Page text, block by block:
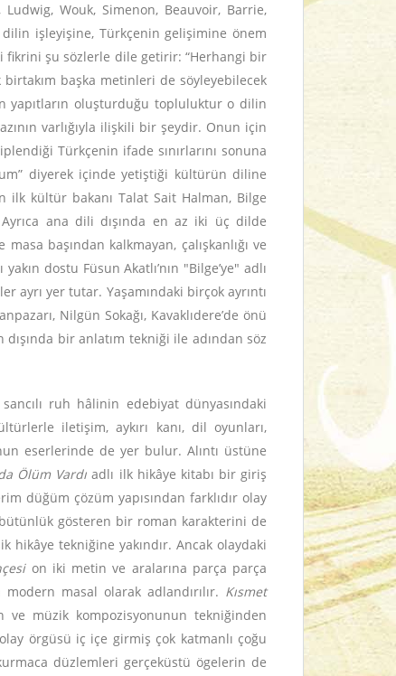
Wouk, Simenon, Beauvoir, Barrie,
işleyişine, Türkçenin gelişimine önem
fikrini şu sözlerle dile getirir: “Herhangi bir
başka metinleri de söyleyebilecek
yapıtların oluşturduğu topluluktur o dilin
varlığıyla ilişkili bir şeydir. Onun için
Türkçenin ifade sınırlarını sonuna
diyerek içinde yetiştiği kültürün diline
ilk kültür bakanı Talat Sait Halman, Bilge
ana dili dışında en az iki üç dilde
başından kalkmayan, çalışkanlığı ve
dostu Füsun Akatlı’nın "Bilge’ye" adlı
ayrı yer tutar. Yaşamındaki birçok ayrıntı
Nilgün Sokağı, Kavaklıdere’de önü
bir anlatım tekniği ile adından söz
ruh hâlinin edebiyat dünyasındaki
iletişim, aykırı kanı, dil oyunları,
eserlerinde de yer bulur. Alıntı üstüne
Ölüm Vardı adlı ilk hikâye kitabı bir giriş
düğüm çözüm yapısından farklıdır olay
gösteren bir roman karakterini de
tekniğine yakındır. Ancak olaydaki
on iki metin ve aralarına parça parça
masal olarak adlandırılır. Kısmet
ve müzik kompozisyonunun tekniğinden
örgüsü iç içe girmiş çok katmanlı çoğu
düzlemleri gerçeküstü ögelerin de